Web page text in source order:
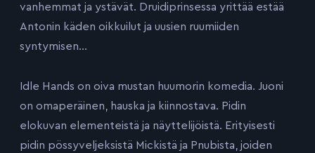
vanhemmat ja ystävät. Druidiprinsessa yrittää estää
Antonin käden oikkuilut ja uusien ruumiiden
syntymisen…
Idle Hands on oiva mustan huumorin komedia. Juoni
on omaperäinen, hauska ja kiinnostava. Pidin
elokuvan elementeistä ja näyttelijöistä. Erityisesti
pidin pössyveljeksistä Mickistä ja Pnubista, joiden